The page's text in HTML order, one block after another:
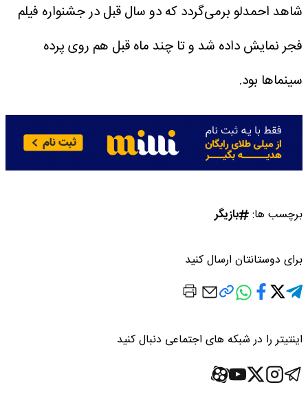
شاهد احمدلو برمی‌گردد که دو سال قبل در جشنواره فیلم
فجر نمایش داده شد و تا چند ماه قبل هم روی پرده
سینماها بود.
برچسب ها: بازیگر
برای دوستانتان ارسال کنید
اینتیتر را در شبکه های اجتماعی دنبال کنید